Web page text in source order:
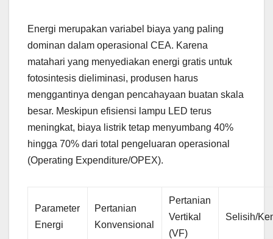
Energi merupakan variabel biaya yang paling
dominan dalam operasional CEA. Karena
matahari yang menyediakan energi gratis untuk
fotosintesis dieliminasi, produsen harus
menggantinya dengan pencahayaan buatan skala
besar. Meskipun efisiensi lampu LED terus
meningkat, biaya listrik tetap menyumbang 40%
hingga 70% dari total pengeluaran operasional
(Operating Expenditure/OPEX).
Parameter
Energi
Pertanian
Konvensional
Pertanian
Vertikal
(VF)
Selisih/